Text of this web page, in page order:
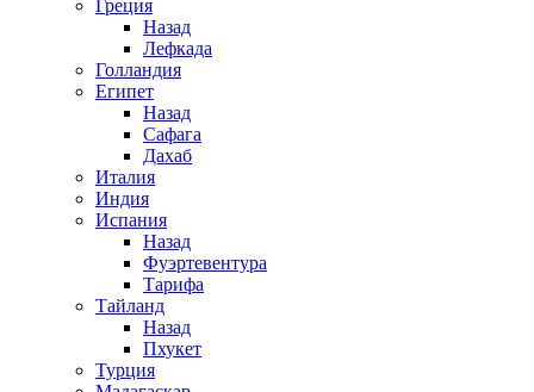
Греция
Назад
Лефкада
Голландия
Египет
Назад
Сафага
Дахаб
Италия
Индия
Испания
Назад
Фуэртевентура
Тарифа
Тайланд
Назад
Пхукет
Турция